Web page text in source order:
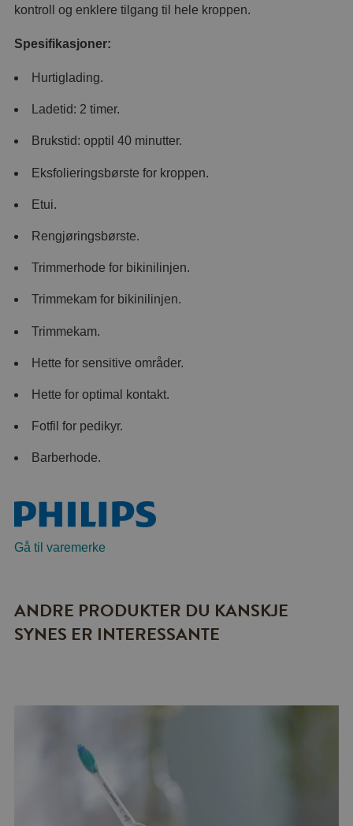
kontroll og enklere tilgang til hele kroppen.
Spesifikasjoner:
Hurtiglading.
Ladetid: 2 timer.
Brukstid: opptil 40 minutter.
Eksfolieringsbørste for kroppen.
Etui.
Rengjøringsbørste.
Trimmerhode for bikinilinjen.
Trimmekam for bikinilinjen.
Trimmekam.
Hette for sensitive områder.
Hette for optimal kontakt.
Fotfil for pedikyr.
Barberhode.
Gå til varemerke
ANDRE PRODUKTER DU KANSKJE
SYNES ER INTERESSANTE